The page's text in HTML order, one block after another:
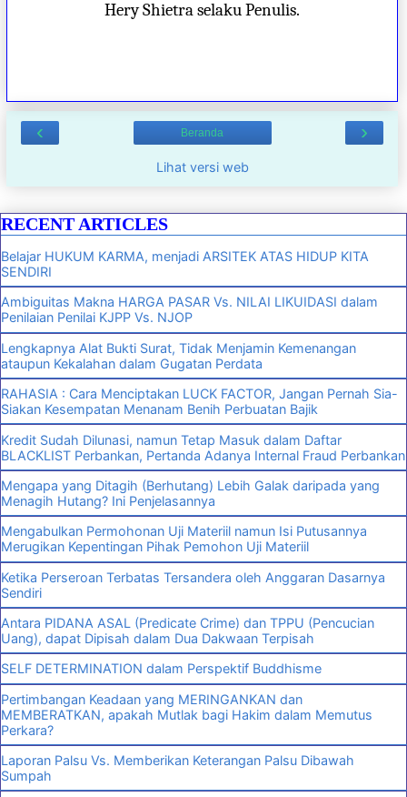
Hery Shietra selaku Penulis.
‹ ›
Beranda
Lihat versi web
RECENT ARTICLES
Belajar HUKUM KARMA, menjadi ARSITEK ATAS HIDUP KITA
SENDIRI
Ambiguitas Makna HARGA PASAR Vs. NILAI LIKUIDASI dalam
Penilaian Penilai KJPP Vs. NJOP
Lengkapnya Alat Bukti Surat, Tidak Menjamin Kemenangan
ataupun Kekalahan dalam Gugatan Perdata
RAHASIA : Cara Menciptakan LUCK FACTOR, Jangan Pernah Sia-
Siakan Kesempatan Menanam Benih Perbuatan Bajik
Kredit Sudah Dilunasi, namun Tetap Masuk dalam Daftar
BLACKLIST Perbankan, Pertanda Adanya Internal Fraud Perbankan
Mengapa yang Ditagih (Berhutang) Lebih Galak daripada yang
Menagih Hutang? Ini Penjelasannya
Mengabulkan Permohonan Uji Materiil namun Isi Putusannya
Merugikan Kepentingan Pihak Pemohon Uji Materiil
Ketika Perseroan Terbatas Tersandera oleh Anggaran Dasarnya
Sendiri
Antara PIDANA ASAL (Predicate Crime) dan TPPU (Pencucian
Uang), dapat Dipisah dalam Dua Dakwaan Terpisah
SELF DETERMINATION dalam Perspektif Buddhisme
Pertimbangan Keadaan yang MERINGANKAN dan
MEMBERATKAN, apakah Mutlak bagi Hakim dalam Memutus
Perkara?
Laporan Palsu Vs. Memberikan Keterangan Palsu Dibawah
Sumpah